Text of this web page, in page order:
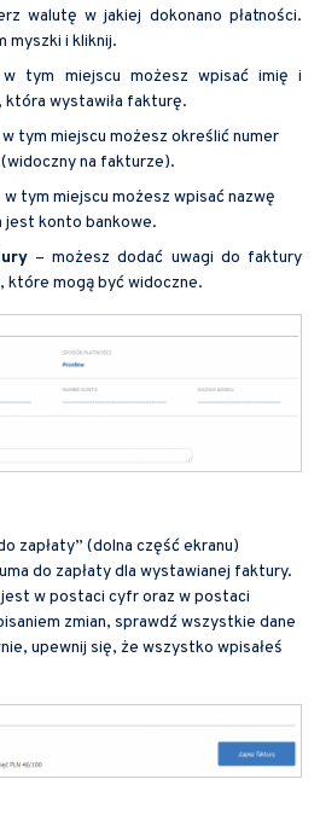
walutę w jakiej dokonano płatności.
myszki i kliknij.
tym miejscu możesz wpisać imię i
która wystawiła fakturę.
w tym miejscu możesz określić numer
na fakturze).
w tym miejscu możesz wpisać nazwę
jest konto bankowe.
– możesz dodać uwagi do faktury
mogą być widoczne.
zapłaty” (dolna część ekranu)
do zapłaty dla wystawianej faktury.
w postaci cyfr oraz w postaci
zmian, sprawdź wszystkie dane
upewnij się, że wszystko wpisałeś